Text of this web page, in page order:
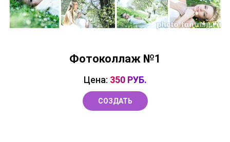
Фотоколлаж №1
Цена: 350 РУБ.
СОЗДАТЬ